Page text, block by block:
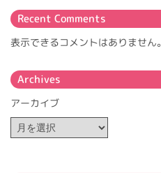
Recent Comments
表示できるコメントはありません。
Archives
アーカイブ